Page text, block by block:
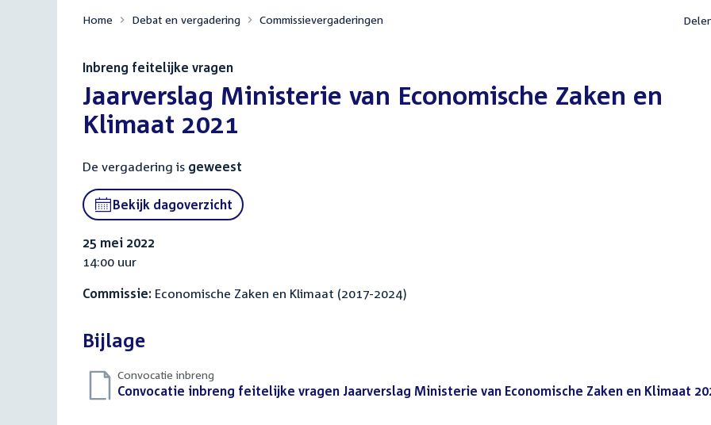
Home Debat en vergadering Commissievergaderingen
Inbreng feitelijke vragen
Jaarverslag Ministerie van Economische Zaken en
Klimaat 2021
De vergadering is geweest
Bekijk dagoverzicht
25 mei 2022
14:00 uur
Commissie: Economische Zaken en Klimaat (2017-2024)
Bijlage
Convocatie inbreng
Download
Convocatie inbreng feitelijke vragen Jaarverslag Ministerie van Economische Zaken en Klimaat